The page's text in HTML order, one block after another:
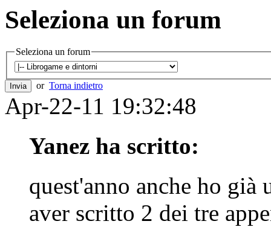
Seleziona un forum
Seleziona un forum
or Torna indietro
Apr-22-11 19:32:48
Yanez ha scritto:
quest'anno anche ho già
aver scritto 2 dei tre